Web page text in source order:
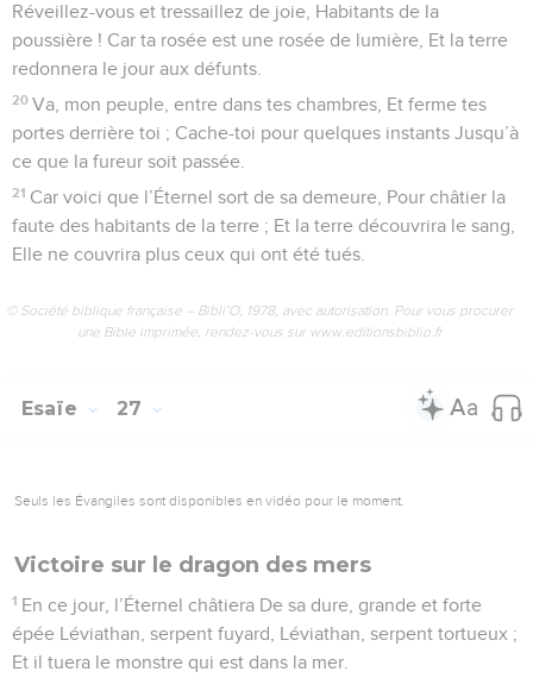
Réveillez-vous et tressaillez de joie, Habitants de la
poussière ! Car ta rosée est une rosée de lumière, Et la terre
redonnera le jour aux défunts.
20 Va, mon peuple, entre dans tes chambres, Et ferme tes
portes derrière toi ; Cache-toi pour quelques instants Jusqu’à
ce que la fureur soit passée.
21 Car voici que l’Éternel sort de sa demeure, Pour châtier la
faute des habitants de la terre ; Et la terre découvrira le sang,
Elle ne couvrira plus ceux qui ont été tués.
© Société biblique française – Bibli’O, 1978, avec autorisation. Pour vous procurer
une Bible imprimée, rendez-vous sur www.editionsbiblio.fr
Esaïe 27
Seuls les Évangiles sont disponibles en vidéo pour le moment.
Victoire sur le dragon des mers
1 En ce jour, l’Éternel châtiera De sa dure, grande et forte
épée Léviathan, serpent fuyard, Léviathan, serpent tortueux ;
Et il tuera le monstre qui est dans la mer.